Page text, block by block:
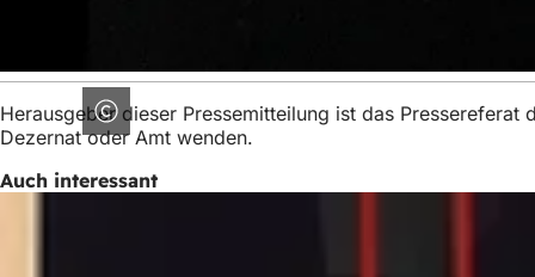
Herausgeber dieser Pressemitteilung ist das
Dezernat oder Amt wenden.
Auch interessant